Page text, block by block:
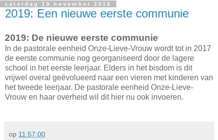
zaterdag 19 november 2016
2019: Een nieuwe eerste communie
2019: De nieuwe eerste communie
In de pastorale eenheid Onze-Lieve-Vrouw wordt tot in 2017
de eerste communie nog georganiseerd door de lagere
school in het eerste leerjaar. Elders in het bisdom is dit
vrijwel overal geëvolueerd naar een vieren met kinderen van
het tweede leerjaar. De pastorale eenheid Onze-Lieve-
Vrouw en haar overheid wil dit hier nu ook invoeren.
op 11:57:00